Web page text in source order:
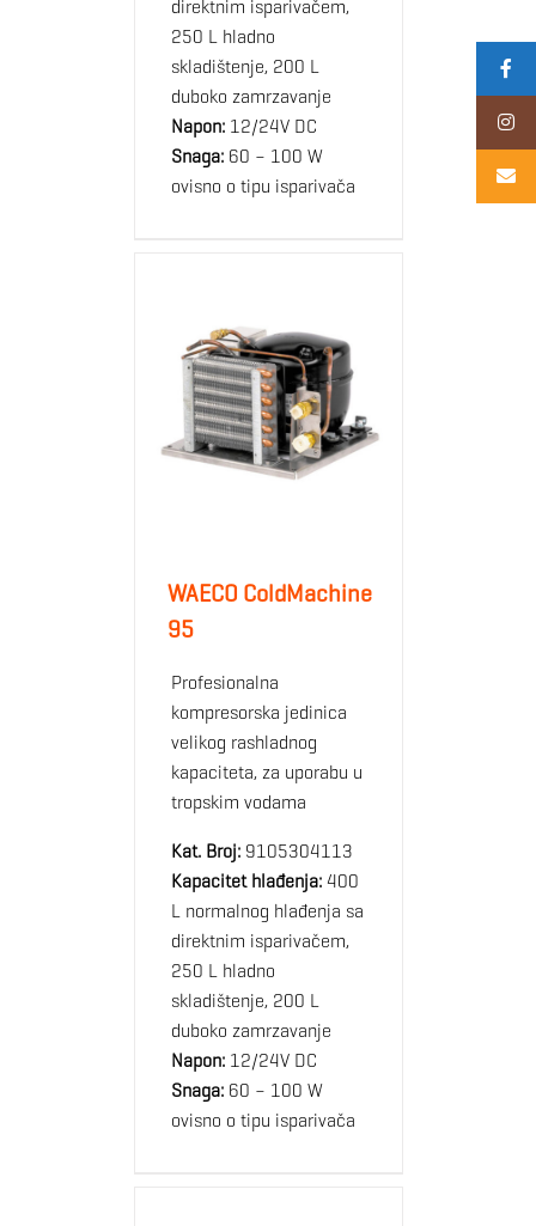
direktnim isparivačem,
250 L hladno
skladištenje, 200 L
duboko zamrzavanje
Napon:12/24V DC
Snaga:60 – 100 W
ovisno o tipu isparivača
WAECO ColdMachine
95
Profesionalna
kompresorska jedinica
velikog rashladnog
kapaciteta, za uporabu u
tropskim vodama
Kat. Broj:9105304113
Kapacitet hlađenja:400
L normalnog hlađenja sa
direktnim isparivačem,
250 L hladno
skladištenje, 200 L
duboko zamrzavanje
Napon:12/24V DC
Snaga:60 – 100 W
ovisno o tipu isparivača